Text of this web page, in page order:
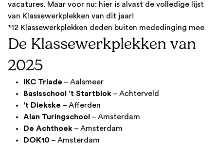
vacatures. Maar voor nu: hier is alvast de volledige lijst
van Klassewerkplekken van dit jaar!
*12 Klassewerkplekken deden buiten mededinging mee
De Klassewerkplekken van
2025
IKC Triade – Aalsmeer
Basisschool 't Startblok – Achterveld
't Diekske – Afferden
Alan Turingschool – Amsterdam
De Achthoek – Amsterdam
DOK10 – Amsterdam